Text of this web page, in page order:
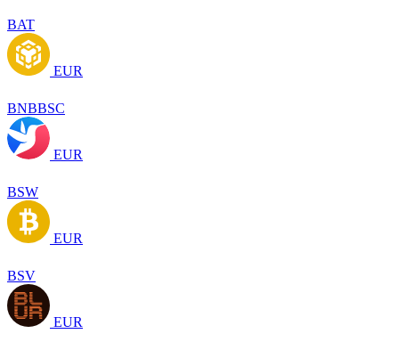
BAT
EUR
BNBBSC
EUR
BSW
EUR
BSV
EUR